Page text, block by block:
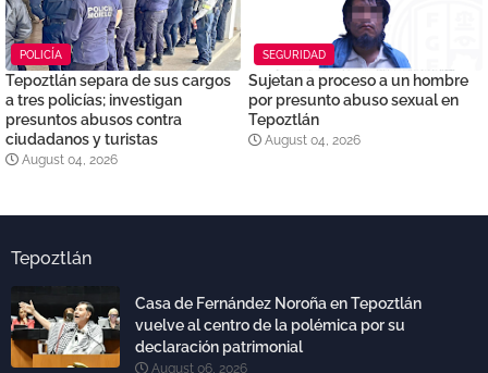
POLICÍA
Tepoztlán separa de sus cargos
a tres policías; investigan
presuntos abusos contra
ciudadanos y turistas
August 04, 2026
SEGURIDAD
Sujetan a proceso a un hombre
por presunto abuso sexual en
Tepoztlán
August 04, 2026
Tepoztlán
Casa de Fernández Noroña en Tepoztlán
vuelve al centro de la polémica por su
declaración patrimonial
August 06, 2026